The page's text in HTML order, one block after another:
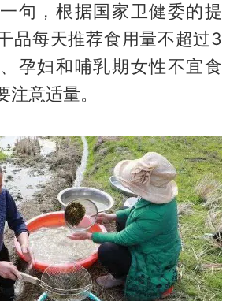
句，根据国家卫健委的提
品每天推荐食用量不超过3
孕妇和哺乳期女性不宜食
注意适量。